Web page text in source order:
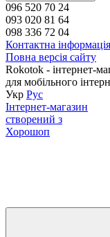
096 520 70 24
093 020 81 64
098 336 72 04
Контактна інформація
Повна версія сайту
Rokotok - інтернет-
для мобільного
Укр Рус
Інтернет-магазин
створений з
Хорошоп